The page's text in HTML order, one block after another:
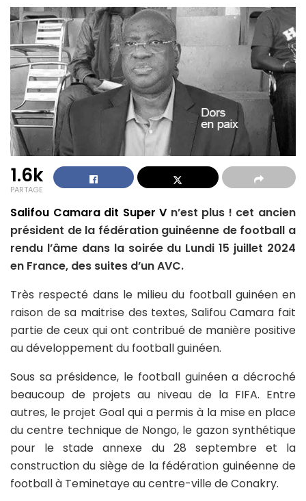
1.6k
PARTAGE
Salifou Camara dit Super V n’est plus ! cet ancien
président de la fédération guinéenne de football a
rendu l’âme dans la soirée du Lundi 15 juillet 2024
en France, des suites d’un AVC.
Très respecté dans le milieu du football guinéen en
raison de sa maitrise des textes, Salifou Camara fait
partie de ceux qui ont contribué de manière positive
au développement du football guinéen.
Sous sa présidence, le football guinéen a décroché
beaucoup de projets au niveau de la FIFA. Entre
autres, le projet Goal qui a permis à la mise en place
du centre technique de Nongo, le gazon synthétique
pour le stade annexe du 28 septembre et la
construction du siège de la fédération guinéenne de
football à Teminetaye au centre-ville de Conakry.